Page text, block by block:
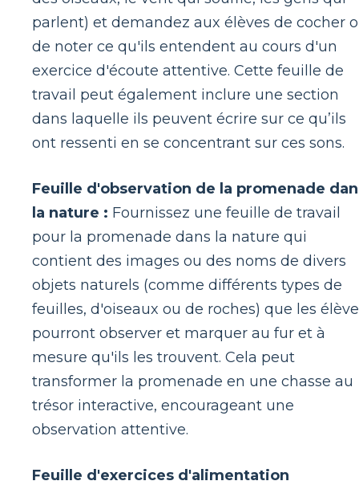
parlent) et demandez aux élèves de cocher
de noter ce qu'ils entendent au cours d'un
exercice d'écoute attentive. Cette feuille de
travail peut également inclure une section
dans laquelle ils peuvent écrire sur ce qu’ils
ont ressenti en se concentrant sur ces sons.
Feuille d'observation de la promenade
la nature : Fournissez une feuille de travail
pour la promenade dans la nature qui
contient des images ou des noms de divers
objets naturels (comme différents types de
feuilles, d'oiseaux ou de roches) que les
pourront observer et marquer au fur et à
mesure qu'ils les trouvent. Cela peut
transformer la promenade en une chasse au
trésor interactive, encourageant une
observation attentive.
Feuille d'exercices d'alimentation